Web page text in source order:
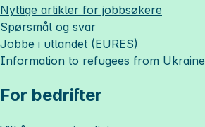
Nyttige artikler for jobbsøkere
Spørsmål og svar
Jobbe i utlandet (EURES)
Information to refugees from Ukraine
For bedrifter